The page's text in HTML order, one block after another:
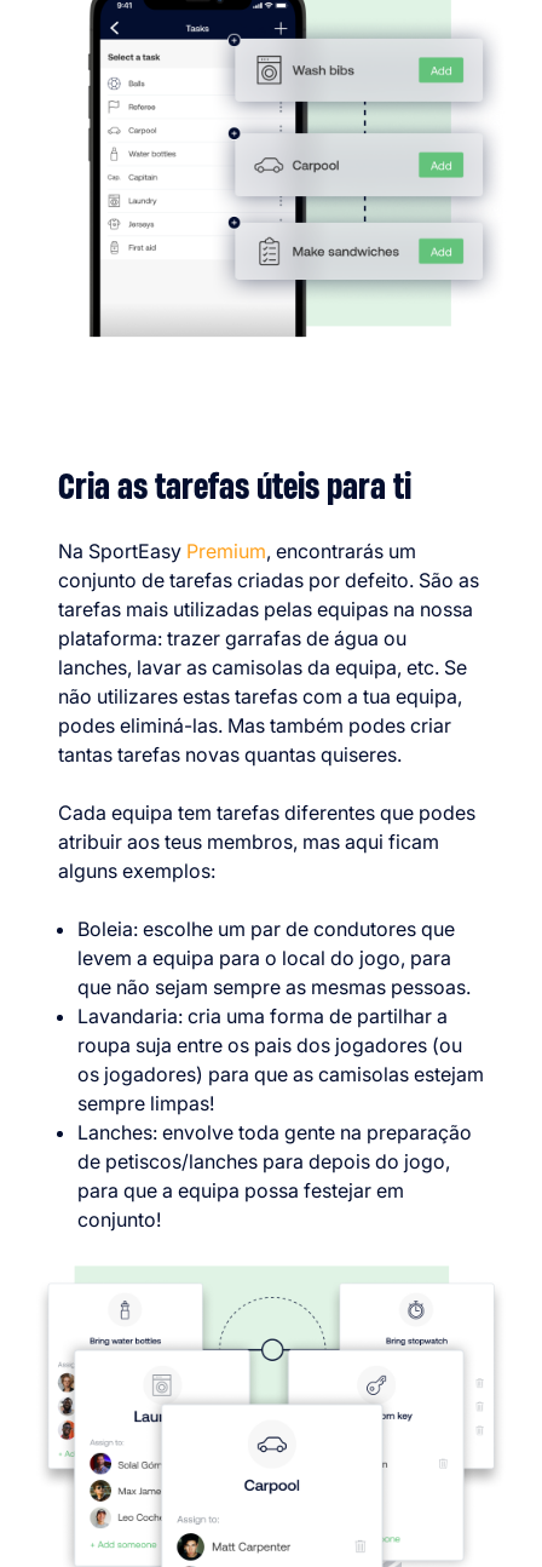
Cria as tarefas úteis para ti
Na SportEasy Premium, encontrarás um
conjunto de tarefas criadas por defeito. São as
tarefas mais utilizadas pelas equipas na nossa
plataforma: trazer garrafas de água ou
lanches, lavar as camisolas da equipa, etc. Se
não utilizares estas tarefas com a tua equipa,
podes eliminá-las. Mas também podes criar
tantas tarefas novas quantas quiseres.
Cada equipa tem tarefas diferentes que podes
atribuir aos teus membros, mas aqui ficam
alguns exemplos:
Boleia: escolhe um par de condutores que
levem a equipa para o local do jogo, para
que não sejam sempre as mesmas pessoas.
Lavandaria: cria uma forma de partilhar a
roupa suja entre os pais dos jogadores (ou
os jogadores) para que as camisolas estejam
sempre limpas!
Lanches: envolve toda gente na preparação
de petiscos/lanches para depois do jogo,
para que a equipa possa festejar em
conjunto!